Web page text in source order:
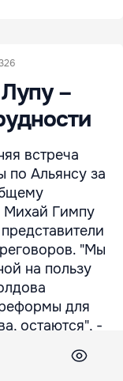
–
встреча
Альянсу за
Михай Гимпу
"Мы
на пользу
для
остаются", -
Лупу
дают толчок